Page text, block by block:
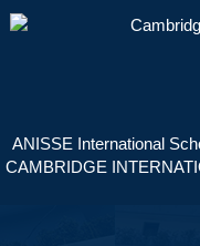
ANISSE International
CAMBRIDGE